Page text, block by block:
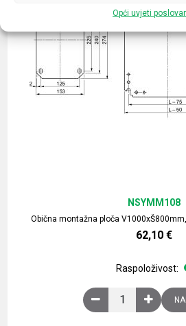
Opći uvjeti
Obična montažna ploča
NSYMM108
62,10 €
Raspoloživost:
Obična